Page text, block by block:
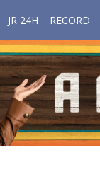
JR 24H RECORD